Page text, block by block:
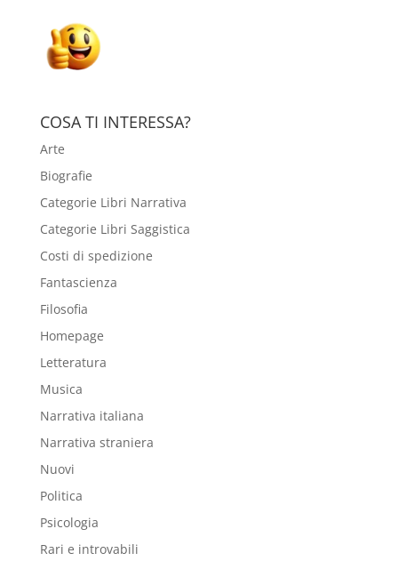
COSA TI INTERESSA?
Arte
Biografie
Categorie Libri Narrativa
Categorie Libri Saggistica
Costi di spedizione
Fantascienza
Filosofia
Homepage
Letteratura
Musica
Narrativa italiana
Narrativa straniera
Nuovi
Politica
Psicologia
Rari e introvabili